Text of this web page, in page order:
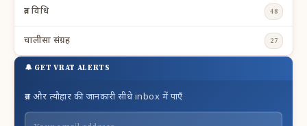
व्रत विधि 48
चालीसा संग्रह 27
🔔 GET VRAT ALERTS
व्रत और त्यौहार की जानकारी सीधे inbox में पाएँ